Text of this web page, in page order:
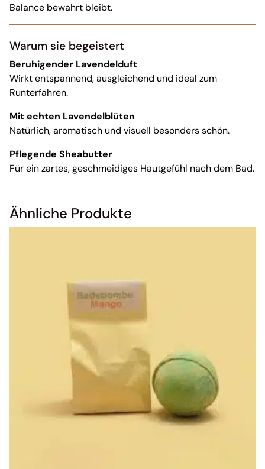
Balance bewahrt bleibt.
Warum sie begeistert
Beruhigender Lavendelduft
Wirkt entspannend, ausgleichend und ideal zum
Runterfahren.
Mit echten Lavendelblüten
Natürlich, aromatisch und visuell besonders schön.
Pflegende Sheabutter
Für ein zartes, geschmeidiges Hautgefühl nach dem Bad.
Ähnliche Produkte